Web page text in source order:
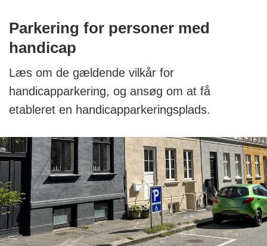
Parkering for personer med
handicap
Læs om de gældende vilkår for
handicapparkering, og ansøg om at få
etableret en handicapparkeringsplads.